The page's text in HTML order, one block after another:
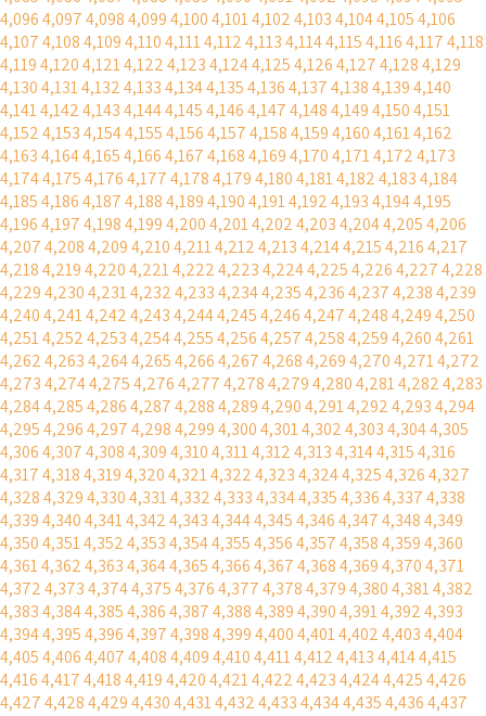
4,0964,0974,0984,0994,1004,1014,1024,1034,1044,1054,106
4,1074,1084,1094,1104,1114,1124,1134,1144,1154,1164,1174,118
4,1194,1204,1214,1224,1234,1244,1254,1264,1274,1284,129
4,1304,1314,1324,1334,1344,1354,1364,1374,1384,1394,140
4,1414,1424,1434,1444,1454,1464,1474,1484,1494,1504,151
4,1524,1534,1544,1554,1564,1574,1584,1594,1604,1614,162
4,1634,1644,1654,1664,1674,1684,1694,1704,1714,1724,173
4,1744,1754,1764,1774,1784,1794,1804,1814,1824,1834,184
4,1854,1864,1874,1884,1894,1904,1914,1924,1934,1944,195
4,1964,1974,1984,1994,2004,2014,2024,2034,2044,2054,206
4,2074,2084,2094,2104,2114,2124,2134,2144,2154,2164,217
4,2184,2194,2204,2214,2224,2234,2244,2254,2264,2274,228
4,2294,2304,2314,2324,2334,2344,2354,2364,2374,2384,239
4,2404,2414,2424,2434,2444,2454,2464,2474,2484,2494,250
4,2514,2524,2534,2544,2554,2564,2574,2584,2594,2604,261
4,2624,2634,2644,2654,2664,2674,2684,2694,2704,2714,272
4,2734,2744,2754,2764,2774,2784,2794,2804,2814,2824,283
4,2844,2854,2864,2874,2884,2894,2904,2914,2924,2934,294
4,2954,2964,2974,2984,2994,3004,3014,3024,3034,3044,305
4,3064,3074,3084,3094,3104,3114,3124,3134,3144,3154,316
4,3174,3184,3194,3204,3214,3224,3234,3244,3254,3264,327
4,3284,3294,3304,3314,3324,3334,3344,3354,3364,3374,338
4,3394,3404,3414,3424,3434,3444,3454,3464,3474,3484,349
4,3504,3514,3524,3534,3544,3554,3564,3574,3584,3594,360
4,3614,3624,3634,3644,3654,3664,3674,3684,3694,3704,371
4,3724,3734,3744,3754,3764,3774,3784,3794,3804,3814,382
4,3834,3844,3854,3864,3874,3884,3894,3904,3914,3924,393
4,3944,3954,3964,3974,3984,3994,4004,4014,4024,4034,404
4,4054,4064,4074,4084,4094,4104,4114,4124,4134,4144,415
4,4164,4174,4184,4194,4204,4214,4224,4234,4244,4254,426
4,4274,4284,4294,4304,4314,4324,4334,4344,4354,4364,437